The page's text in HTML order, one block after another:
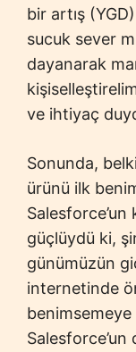
bir artış
sucuk sever
dayanarak
ve ihtiyaç
Sonunda,
ürünü ilk
güçlüydü ki,
günümüzün
internetinde
Salesforce’un